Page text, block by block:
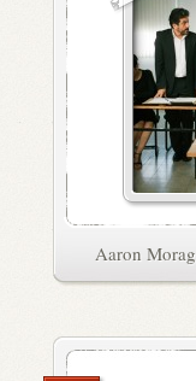
Aaron Morag